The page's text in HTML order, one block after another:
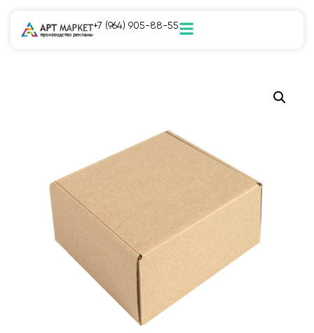
+7 (964) 905-88-55